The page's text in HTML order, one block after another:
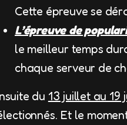
Cette épreuve se
L’épreuve de
le meilleur temps
chaque serveur de
du 13 juillet au 19
Et le